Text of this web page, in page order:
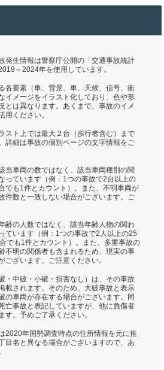
発生情報は警察庁公開の「交通事故統計
～2024年を使用しています。
各要素（車、背景、車、天候、信号、衝
イメージをイラスト化しており、色や形
とは異なります。あくまで、事故のイメ
用ください。
スト上では最大２台（歩行者含む）まで
詳細は事故の個別ページの文字情報をご
当車両の数ではなく、該当車両種別の関
っています（例：1つの事故で2台以上の
でも1件とカウント）。また、不明車両が
件数と一致しない場合がございます。ご
齢の人数ではなく、該当年齢人物の関わ
ています（例：1つの事故で2人以上の25
でも1件とカウント）。また、多重事故の
不明の関係者も含まれるため、現実の事
ございます。ご注意ください。
・中破・小破・損害なし）は、その事故
載されます。そのため、大破事故と表示
の車両が存在する場合がございます。同
亡事故と表記していますが、他に負傷者
す。予めご了承ください。
2020年国勢調査時点の住所情報を元に推
目名と異なる場合がございますので、あ